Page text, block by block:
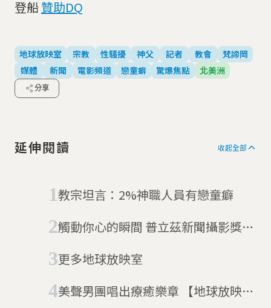
登船贊助DQ
地球放映室 宗教 性騷擾 神父 記者 教會
梵諦岡
媒體
新聞 電影頻道 戀童癖 驚爆焦點 北美洲
分享
延伸閱讀 收起全部
教宗坦言：2%神職人員有戀童癖
觸動你心的瞬間 普立茲新聞攝影獎來
更多地球放映室
美聲男團唱出療癒樂章 【地球放映